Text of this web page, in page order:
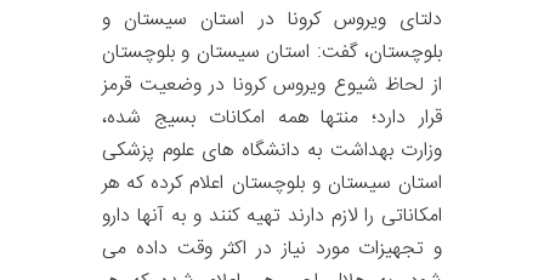
دلتای ویروس کرونا در استان سیستان و
بلوچستان، گفت: استان سیستان و بلوچستان
از لحاظ شیوع ویروس کرونا در وضعیت قرمز
قرار دارد؛ منتها همه امکانات بسیج شده،
وزارت بهداشت به دانشگاه های علوم پزشکی
استان سیستان و بلوچستان اعلام کرده که هر
امکاناتی را لازم دارند تهیه کنند و به آنها دارو
و تجهیزات مورد نیاز در اکثر وقت داده می